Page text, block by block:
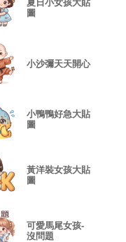
夏日小女孩大貼
圖
小沙彌天天開心
小鴨鴨好急大貼
圖
黃洋裝女孩大貼
圖
可愛馬尾女孩-
沒問題